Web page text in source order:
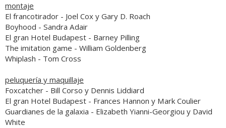
montaje
El francotirador - Joel Cox y Gary D. Roach
Boyhood - Sandra Adair
El gran Hotel Budapest - Barney Pilling
The imitation game - William Goldenberg
Whiplash - Tom Cross
peluquería y maquillaje
Foxcatcher - Bill Corso y Dennis Liddiard
El gran Hotel Budapest - Frances Hannon y Mark Coulier
Guardianes de la galaxia - Elizabeth Yianni-Georgiou y David
White